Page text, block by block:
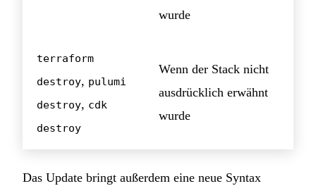
wurde
terraform
destroy, pulumi
destroy, cdk
destroy
Wenn der Stack nicht
ausdrücklich erwähnt
wurde
Das Update bringt außerdem eine neue Syntax